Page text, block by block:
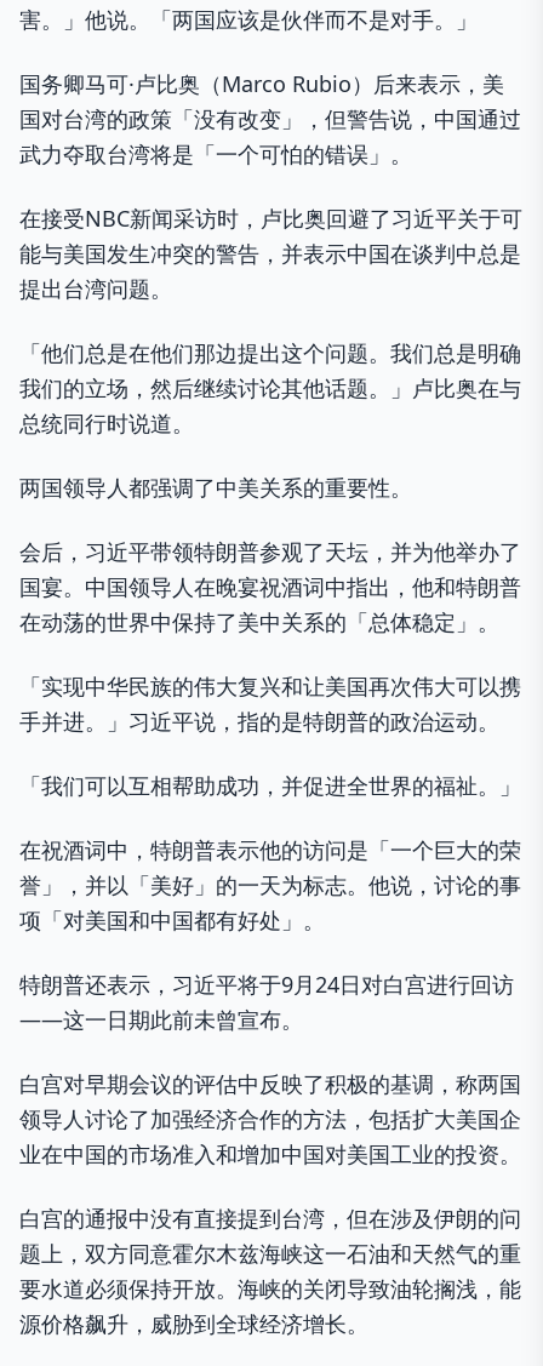
害。」他说。「两国应该是伙伴而不是对手。」
国务卿马可·卢比奥（Marco Rubio）后来表示，美
国对台湾的政策「没有改变」，但警告说，中国通过
武力夺取台湾将是「一个可怕的错误」。
在接受NBC新闻采访时，卢比奥回避了习近平关于可
能与美国发生冲突的警告，并表示中国在谈判中总是
提出台湾问题。
「他们总是在他们那边提出这个问题。我们总是明确
我们的立场，然后继续讨论其他话题。」卢比奥在与
总统同行时说道。
两国领导人都强调了中美关系的重要性。
会后，习近平带领特朗普参观了天坛，并为他举办了
国宴。中国领导人在晚宴祝酒词中指出，他和特朗普
在动荡的世界中保持了美中关系的「总体稳定」。
「实现中华民族的伟大复兴和让美国再次伟大可以携
手并进。」习近平说，指的是特朗普的政治运动。
「我们可以互相帮助成功，并促进全世界的福祉。」
在祝酒词中，特朗普表示他的访问是「一个巨大的荣
誉」，并以「美好」的一天为标志。他说，讨论的事
项「对美国和中国都有好处」。
特朗普还表示，习近平将于9月24日对白宫进行回访
——这一日期此前未曾宣布。
白宫对早期会议的评估中反映了积极的基调，称两国
领导人讨论了加强经济合作的方法，包括扩大美国企
业在中国的市场准入和增加中国对美国工业的投资。
白宫的通报中没有直接提到台湾，但在涉及伊朗的问
题上，双方同意霍尔木兹海峡这一石油和天然气的重
要水道必须保持开放。海峡的关闭导致油轮搁浅，能
源价格飙升，威胁到全球经济增长。